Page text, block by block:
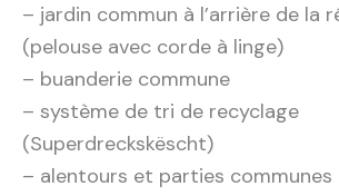
– jardin commun à l’arrière de la
(pelouse avec corde à linge)
– buanderie commune
– système de tri de recyclage
(Superdreckskëscht)
– alentours et parties communes